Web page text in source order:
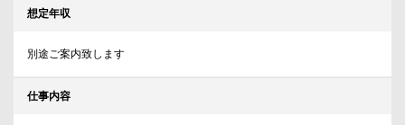
想定年収
別途ご案内致します
仕事内容